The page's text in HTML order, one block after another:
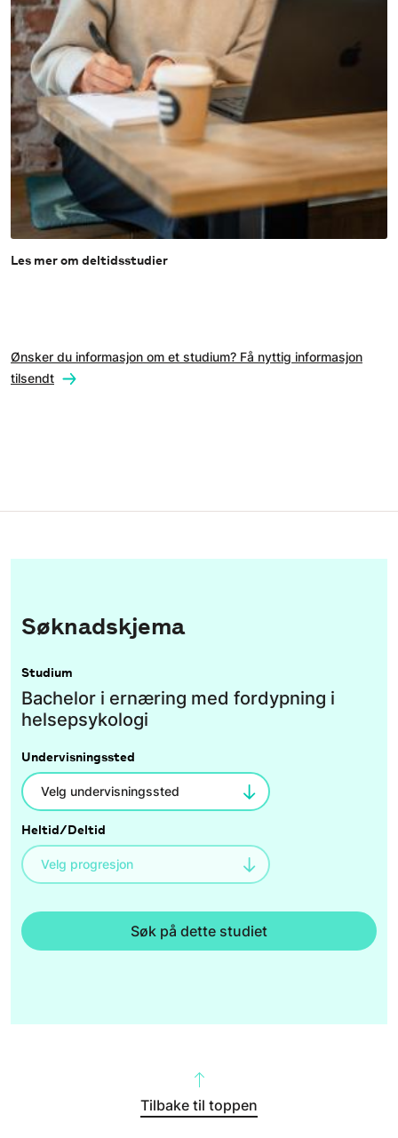
Les mer om deltidsstudier
Ønsker du informasjon om et studium? Få nyttig informasjon
tilsendt
Søknadskjema
Studium
Bachelor i ernæring med fordypning i
helsepsykologi
Undervisningssted
Heltid/Deltid
Søk på dette studiet
Tilbake til toppen